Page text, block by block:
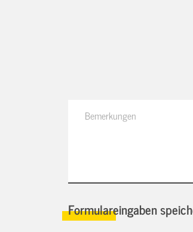
Formulareingaben